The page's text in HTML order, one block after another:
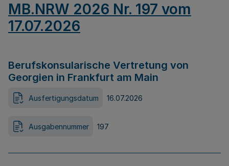
MB.NRW 2026 Nr. 197 vom
17.07.2026
Berufskonsularische Vertretung von
Georgien in Frankfurt am Main
Ausfertigungsdatum 16.07.2026
Ausgabennummer 197